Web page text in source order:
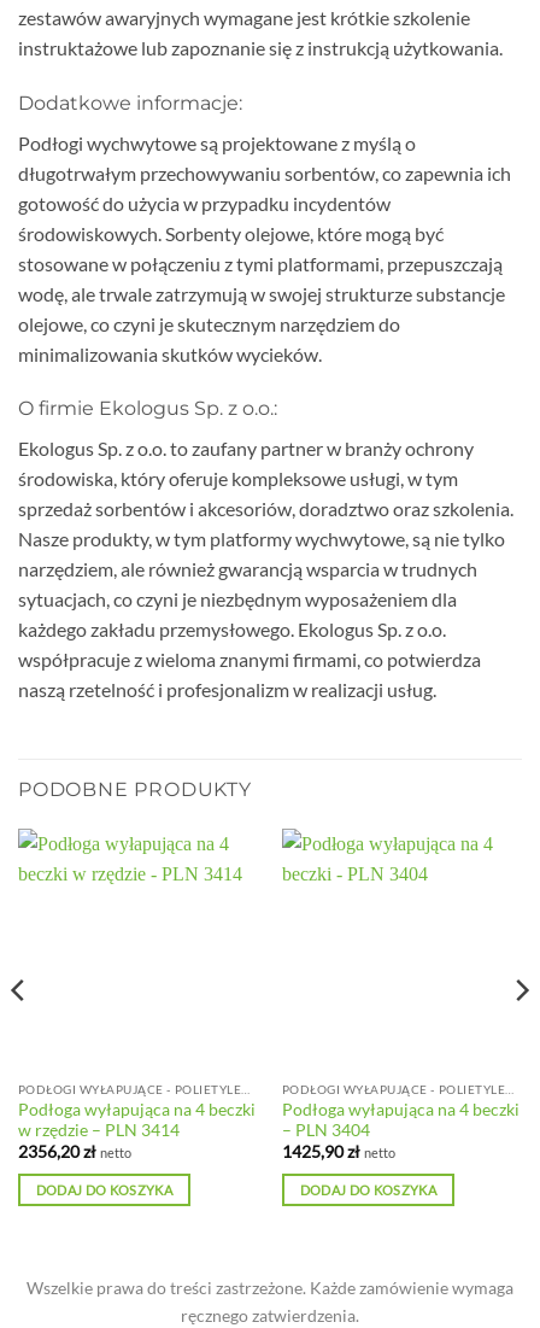
zestawów awaryjnych wymagane jest krótkie szkolenie
instruktażowe lub zapoznanie się z instrukcją użytkowania.
Dodatkowe informacje:
Podłogi wychwytowe są projektowane z myślą o
długotrwałym przechowywaniu sorbentów, co zapewnia ich
gotowość do użycia w przypadku incydentów
środowiskowych. Sorbenty olejowe, które mogą być
stosowane w połączeniu z tymi platformami, przepuszczają
wodę, ale trwale zatrzymują w swojej strukturze substancje
olejowe, co czyni je skutecznym narzędziem do
minimalizowania skutków wycieków.
O firmie Ekologus Sp. z o.o.:
Ekologus Sp. z o.o. to zaufany partner w branży ochrony
środowiska, który oferuje kompleksowe usługi, w tym
sprzedaż sorbentów i akcesoriów, doradztwo oraz szkolenia.
Nasze produkty, w tym platformy wychwytowe, są nie tylko
narzędziem, ale również gwarancją wsparcia w trudnych
sytuacjach, co czyni je niezbędnym wyposażeniem dla
każdego zakładu przemysłowego. Ekologus Sp. z o.o.
współpracuje z wieloma znanymi firmami, co potwierdza
naszą rzetelność i profesjonalizm w realizacji usług.
PODOBNE PRODUKTY
Podłoga wyłapująca na 4 beczki
w rzędzie – PLN 3414
2356,20zł netto
DODAJ DO KOSZYKA
Podłoga wyłapująca na 4 beczki
– PLN 3404
1425,90zł netto
DODAJ DO KOSZYKA
Wszelkie prawa do treści zastrzeżone. Każde zamówienie wymaga
ręcznego zatwierdzenia.